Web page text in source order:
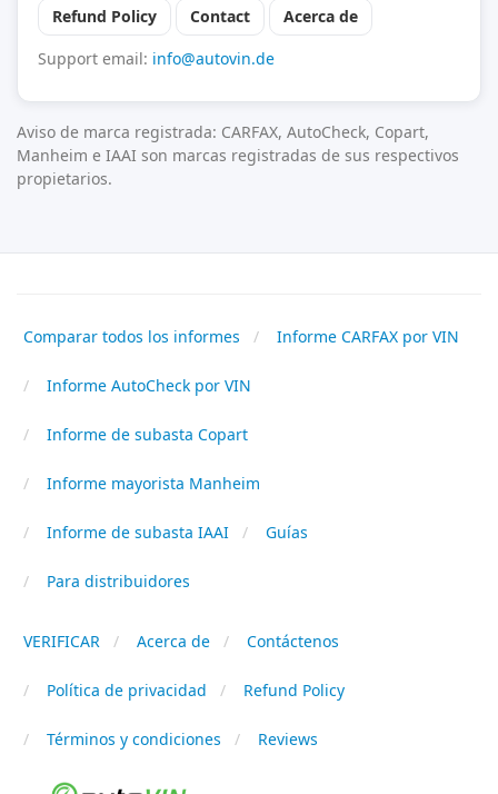
Refund Policy
Contact
Acerca de
Support email: info@autovin.de
Aviso de marca registrada: CARFAX, AutoCheck, Copart,
Manheim e IAAI son marcas registradas de sus respectivos
propietarios.
Comparar todos los informes Informe CARFAX por VIN
Informe AutoCheck por VIN
Informe de subasta Copart
Informe mayorista Manheim
Informe de subasta IAAI Guías
Para distribuidores
VERIFICAR Acerca de Contáctenos
Política de privacidad Refund Policy
Términos y condiciones Reviews